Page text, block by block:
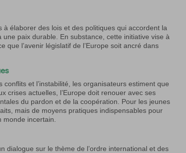
à élaborer des lois et des politiques qui accordent la
paix durable. En substance, cette initiative vise à
l’avenir législatif de l’Europe soit ancré dans
et l’instabilité, les organisateurs estiment que
crises actuelles, l’Europe doit renouer avec ses
du pardon et de la coopération. Pour les jeunes
mais de moyens pratiques indispensables pour
incertain.
dialogue sur le thème de l’ordre international et des